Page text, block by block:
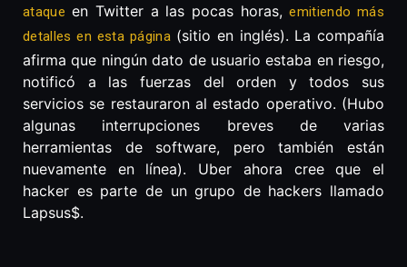
ataque en Twitter a las pocas horas,emitiendo más
detalles en esta página (sitio en inglés). La compañía
afirma que ningún dato de usuario estaba en riesgo,
notificó a las fuerzas del orden y todos sus
servicios se restauraron al estado operativo. (Hubo
algunas interrupciones breves de varias
herramientas de software, pero también están
nuevamente en línea). Uber ahora cree que el
hacker es parte de un grupo de hackers llamado
Lapsus$.